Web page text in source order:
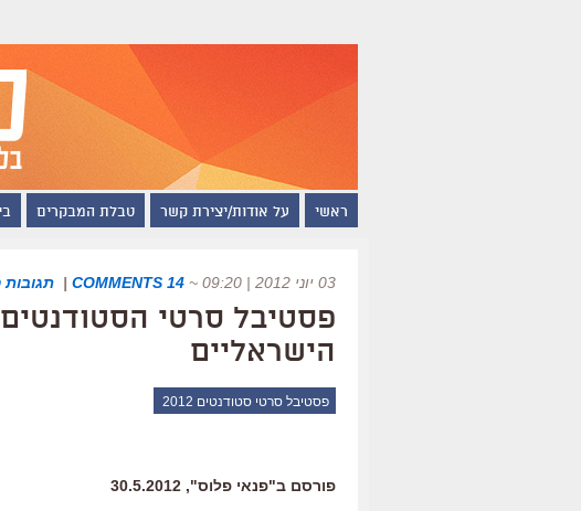
ראשי על אודות/יצירת קשר טבלת המבקרים
03 יוני 2012 | 09:20 ~
14 COMMENTS
| תגובות
פסטיבל סרטי
הישראליים
פסטיבל סרטי סטודנטים 2012
פורסם ב"פנאי פלוס", 30.5.2012